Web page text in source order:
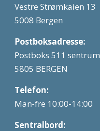
Vestre Strømkaien 13
5008 Bergen
Postboksadresse:
Postboks 511 sentrum
5805 BERGEN
Telefon:
Man-fre 10:00-14:00
Sentralbord: